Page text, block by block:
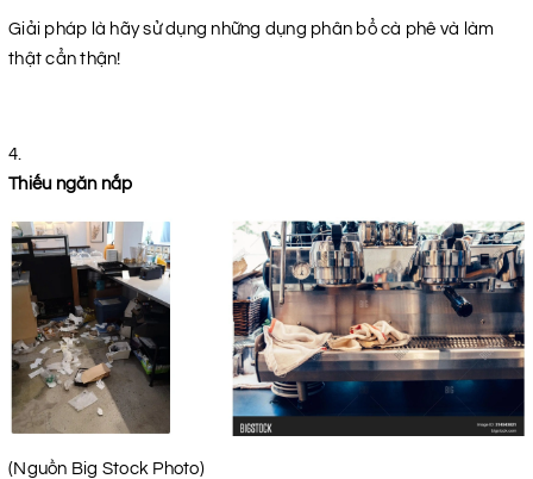
Giải pháp là hãy sử dụng những dụng phân bổ cà phê và làm
thật cẩn thận!
Thiếu ngăn nắp
(Nguồn Big Stock Photo)